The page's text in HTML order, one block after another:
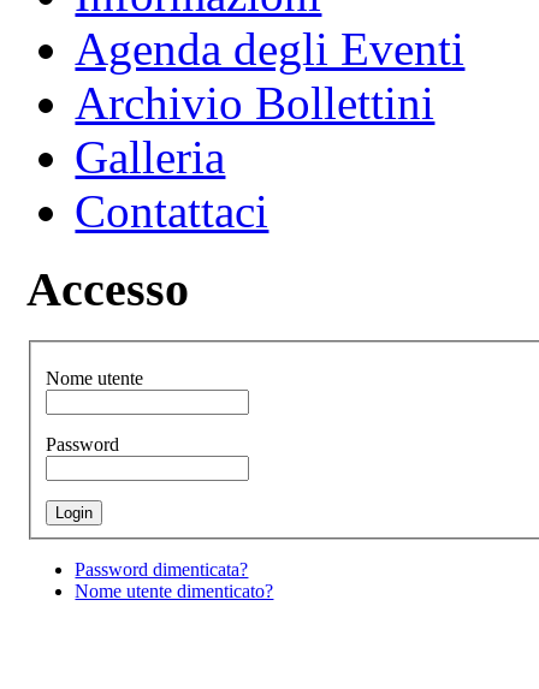
Agenda degli Eventi
Archivio Bollettini
Galleria
Contattaci
Accesso
Nome utente
Password
Password dimenticata?
Nome utente dimenticato?